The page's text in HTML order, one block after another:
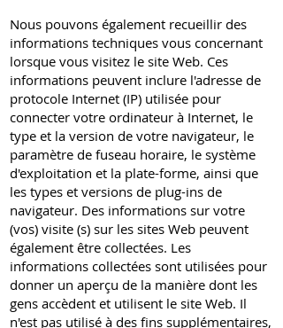
Nous pouvons également recueillir des
informations techniques vous concernant
lorsque vous visitez le site Web. Ces
informations peuvent inclure l'adresse de
protocole Internet (IP) utilisée pour
connecter votre ordinateur à Internet, le
type et la version de votre navigateur, le
paramètre de fuseau horaire, le système
d'exploitation et la plate-forme, ainsi que
les types et versions de plug-ins de
navigateur. Des informations sur votre
(vos) visite (s) sur les sites Web peuvent
également être collectées. Les
informations collectées sont utilisées pour
donner un aperçu de la manière dont les
gens accèdent et utilisent le site Web. Il
n'est pas utilisé à des fins supplémentaires,